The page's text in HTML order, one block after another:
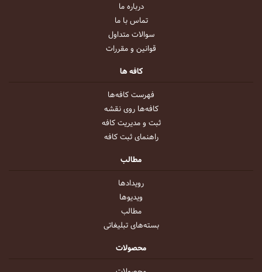
درباره ما
تماس با ما
سوالات متداول
قوانین و مقررات
کافه ها
فهرست کافه‌ها
کافه‌ها روی نقشه
ثبت و مدیریت کافه
راهنمای ثبت کافه
مطالب
رویداد‌ها
ویدیو‌ها
مطالب
بسته‌های تبلیغاتی
محصولات